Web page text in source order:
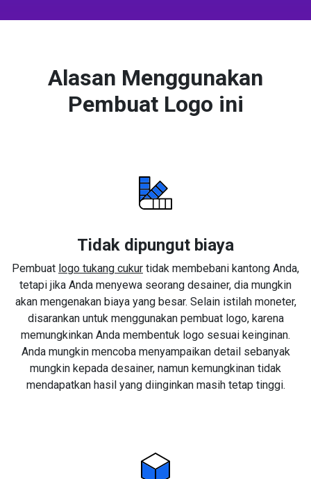
Alasan Menggunakan
Pembuat Logo ini
Tidak dipungut biaya
Pembuat logo tukang cukur tidak membebani kantong Anda,
tetapi jika Anda menyewa seorang desainer, dia mungkin
akan mengenakan biaya yang besar. Selain istilah moneter,
disarankan untuk menggunakan pembuat logo, karena
memungkinkan Anda membentuk logo sesuai keinginan.
Anda mungkin mencoba menyampaikan detail sebanyak
mungkin kepada desainer, namun kemungkinan tidak
mendapatkan hasil yang diinginkan masih tetap tinggi.